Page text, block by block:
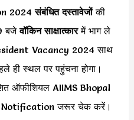
2024संबंधित दस्तावेजोंकी
बजेवॉकिन साक्षात्कारमें भाग ले
Vacancy 2024 साथ
स्थल पर पहुंचना होगा।
ऑफीशियल AIIMS Bhopal
Notification जरूर चेक करें।